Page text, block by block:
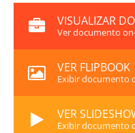
VISUALIZAR
Ver documento
VER FLIPBOOK
Exibir documento
VER
Exibir documento